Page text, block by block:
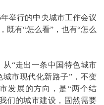
举行的中央城市工作会议
既有“怎么看”，也有“怎么
“走出一条中国特色城市
城市现代化新路子”，不变
发展的方向，是“两个结
们的城市建设，固然需要